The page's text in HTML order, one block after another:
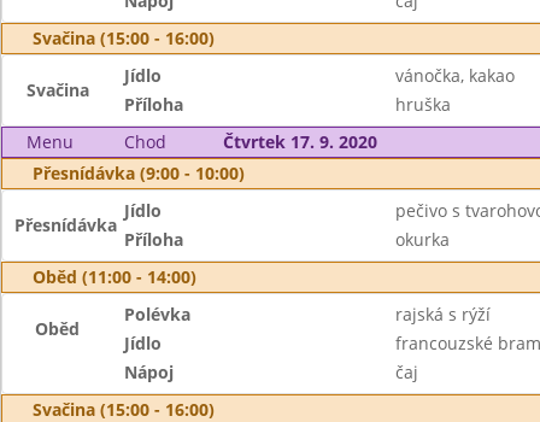
Svačina (15:00 - 16:00)
Svačina
Jídlo
vánočka, kakao
Příloha
hruška
Menu
Chod
Čtvrtek 17. 9. 2020
Přesnídávka (9:00 - 10:00)
Přesnídávka
Jídlo
pečivo s
Příloha
okurka
Oběd (11:00 - 14:00)
Oběd
Polévka
rajská s rýží
Jídlo
francouzské
Nápoj
čaj
Svačina (15:00 - 16:00)